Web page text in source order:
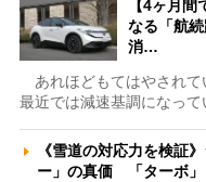
【4ヶ月
なる「航
消…
あれほどもてはやされて
最近では減速基調になっ
《雪道の対応力を検証
ー」の真価 「ターボ